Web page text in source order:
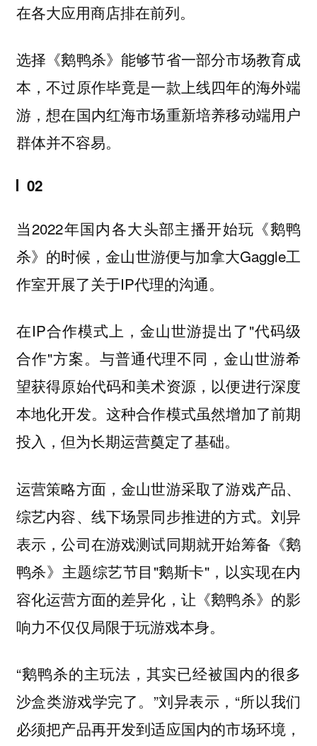
在各大应用商店排在前列。
选择《鹅鸭杀》能够节省一部分市场教育成
本，不过原作毕竟是一款上线四年的海外端
游，想在国内红海市场重新培养移动端用户
群体并不容易。
02
当2022年国内各大头部主播开始玩《鹅鸭
杀》的时候，金山世游便与加拿大Gaggle工
作室开展了关于IP代理的沟通。
在IP合作模式上，金山世游提出了"代码级
合作"方案。与普通代理不同，金山世游希
望获得原始代码和美术资源，以便进行深度
本地化开发。这种合作模式虽然增加了前期
投入，但为长期运营奠定了基础。
运营策略方面，金山世游采取了游戏产品、
综艺内容、线下场景同步推进的方式。刘异
表示，公司在游戏测试同期就开始筹备《鹅
鸭杀》主题综艺节目"鹅斯卡"，以实现在内
容化运营方面的差异化，让《鹅鸭杀》的影
响力不仅仅局限于玩游戏本身。
“鹅鸭杀的主玩法，其实已经被国内的很多
沙盒类游戏学完了。”刘异表示，“所以我们
必须把产品再开发到适应国内的市场环境，